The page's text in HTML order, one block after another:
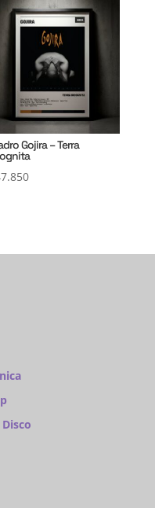
Gojira – Terra